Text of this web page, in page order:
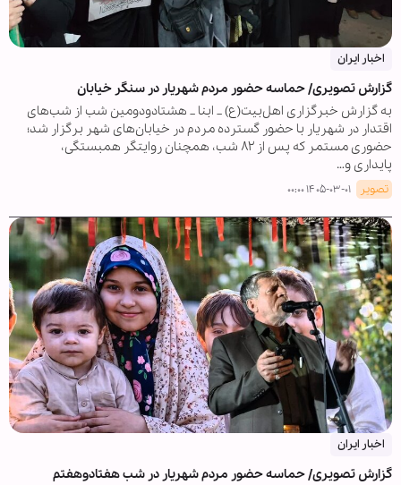
اخبار ایران
گزارش تصویری/ حماسه حضور مردم شهریار در سنگر خیابان
به گزارش خبرگزاری اهل‌بیت(ع) _ ابنا _ هشتادودومین شب از شب‌های
اقتدار در شهریار با حضور گسترده مردم در خیابان‌های شهر برگزار شد؛
حضوری مستمر که پس از ۸۲ شب، همچنان روایتگر همبستگی،
پایداری و…
تصویر ۱۴۰۵-۰۳-۰۱ ۰۰:۰۰
اخبار ایران
گزارش تصویری/ حماسه حضور مردم شهریار در شب هفتادوهفتم